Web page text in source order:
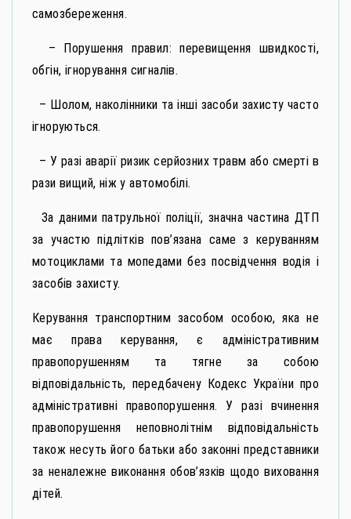
самозбереження.
– Порушення правил: перевищення швидкості,
обгін, ігнорування сигналів.
– Шолом, наколінники та інші засоби захисту часто
ігноруються.
– У разі аварії ризик серйозних травм або смерті в
рази вищий, ніж у автомобілі.
За даними патрульної поліції, значна частина ДТП
за участю підлітків пов’язана саме з керуванням
мотоциклами та мопедами без посвідчення водія і
засобів захисту.
Керування транспортним засобом особою, яка не
має права керування, є адміністративним
правопорушенням та тягне за собою
відповідальність, передбачену Кодекс України про
адміністративні правопорушення. У разі вчинення
правопорушення неповнолітнім відповідальність
також несуть його батьки або законні представники
за неналежне виконання обов’язків щодо виховання
дітей.